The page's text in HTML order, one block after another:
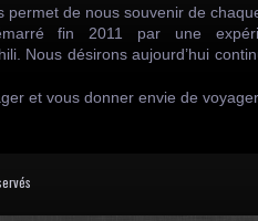
permet de nous souvenir de
fin 2011 par une
Nous désirons aujourd’hui
et vous donner envie de